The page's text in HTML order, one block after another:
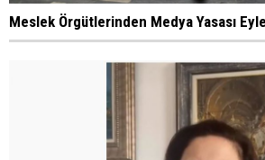
Meslek Örgütlerinden Medya Yasası